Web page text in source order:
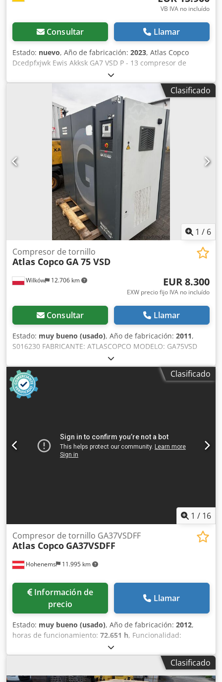
VB IVA no incluído
Consultar Llamar
Estado: nuevo, Año de fabricación: 2023, Atlas Copco
Dcedpfxjwk Ewis Akksk GA7 VSD P - 13 compresor de
tornillo Sistema compacto, totalmente automático, con
tuberías y cableado completos internamente, compresión
de una sola etapa con inyección de aceite, refrigerado por
aire, amortiguado acústicamente y controlado por
velocidad. Presión final: 13,00 bar Potencia del motor: 7,50
kW Cantidad de entrega: 0,38 - 1,36 m³/min
Clasificado
1 / 6
Wilków 12.706 km
Compresor de tornillo
Atlas Copco GA 75 VSD
EUR 8.300
EXW precio fijo IVA no incluído
Consultar Llamar
Estado: muy bueno (usado), Año de fabricación: 2011,
S016230 FABRICANTE: ATLASCOPCO MODELO: GA75VSD
NÚMERO DE SERIE: API658180 AÑO: 2011 POTENCIA (kW):
75 CAUDAL (m3/min): 14,68 PRESIÓN (bar): 13 HORAS
(FUNCIONAMIENTO/TOTAL): Dcjdpfezcnu Tox Akkjk
INVERSOR DE FRECUENCIA: sí SECADOR INTEGRADO: no
INTERCAMBIADOR: sí REFRIGERACIÓN (AIRE/AGUA): aire
Clasificado
1 / 16
Hohenems 11.995 km
Compresor de tornillo GA37VSDFF
Atlas Copco GA37VSDFF
Información de
precio
Llamar
Estado: muy bueno (usado), Año de fabricación: 2012,
horas de funcionamiento: 72.651 h, Funcionalidad:
, Compresor de tornillo Atlas Copco
GA37VSDFF Convertidor de frecuencia y secador integrados
37 kW 12,80 bar 7,37 m³/min Año de fabricación: 2012
Horas de funcionamiento: 72.651 Dedpoy Rva Isfx Akkeck
Clasificado